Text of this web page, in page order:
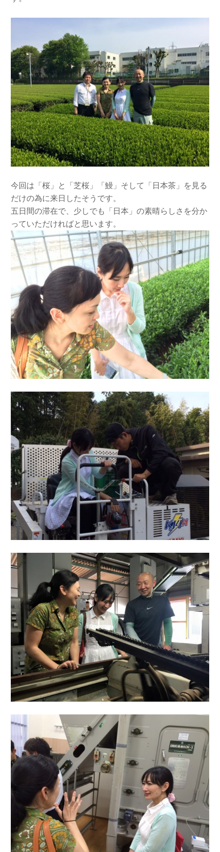
今回は「桜」と「芝桜」「鰻」そして「日本茶」を見る
だけの為に来日したそうです。
五日間の滞在で、少しでも「日本」の素晴らしさを分か
っていただければと思います。